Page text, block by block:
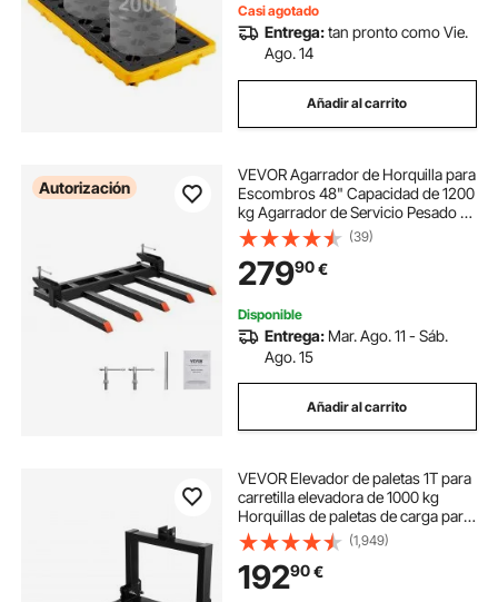
Casi agotado
Entrega:tan pronto como Vie.
Ago. 14
Añadir al carrito
Autorización
VEVOR Agarrador de Horquilla para
Escombros 48" Capacidad de 1200
kg Agarrador de Servicio Pesado en
Horquillas para Paletas Accesorios
para Cubo de Carga de Tractor
Compacto para Limpiar Desechos
(39)
27990€
Disponible
Entrega: Mar. Ago. 11 - Sáb.
Ago. 15
Añadir al carrito
VEVOR Elevador de paletas 1T para
carretilla elevadora de 1000 kg
Horquillas de paletas de carga para
elevación de transpaletas
Horquillas elevadoras de paletas
Todo acero Enganche de 3 puntos
2200L
(1,949)
19290€